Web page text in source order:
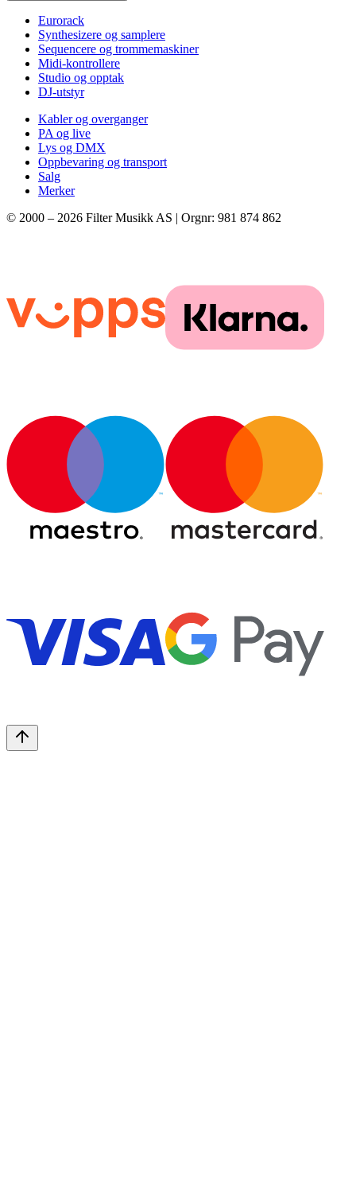
Eurorack
Synthesizere og samplere
Sequencere og trommemaskiner
Midi-kontrollere
Studio og opptak
DJ-utstyr
Kabler og overganger
PA og live
Lys og DMX
Oppbevaring og transport
Salg
Merker
© 2000 – 2026 Filter Musikk AS | Orgnr: 981 874 862